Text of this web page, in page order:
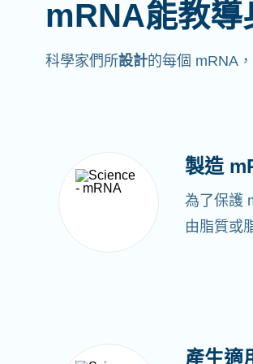
mRNA能教導
科學家們所設計的每個 mRNA
製造
為了保護
由脂質或
產生適